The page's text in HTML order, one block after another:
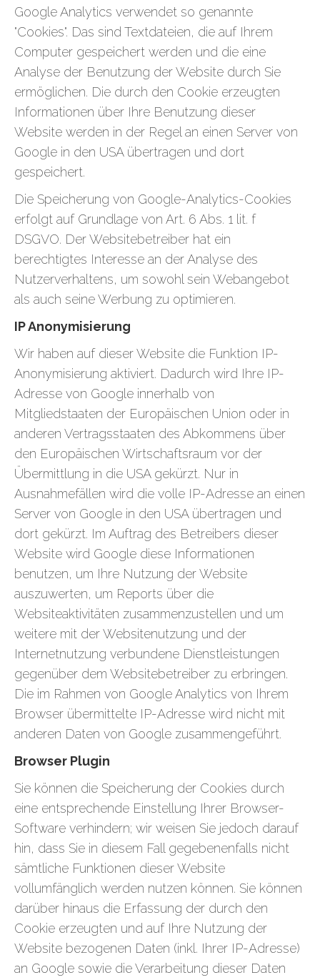
Google Analytics verwendet so genannte
"Cookies". Das sind Textdateien, die auf Ihrem
Computer gespeichert werden und die eine
Analyse der Benutzung der Website durch Sie
ermöglichen. Die durch den Cookie erzeugten
Informationen über Ihre Benutzung dieser
Website werden in der Regel an einen Server von
Google in den USA übertragen und dort
gespeichert.
Die Speicherung von Google-Analytics-Cookies
erfolgt auf Grundlage von Art. 6 Abs. 1 lit. f
DSGVO. Der Websitebetreiber hat ein
berechtigtes Interesse an der Analyse des
Nutzerverhaltens, um sowohl sein Webangebot
als auch seine Werbung zu optimieren.
IP Anonymisierung
Wir haben auf dieser Website die Funktion IP-
Anonymisierung aktiviert. Dadurch wird Ihre IP-
Adresse von Google innerhalb von
Mitgliedstaaten der Europäischen Union oder in
anderen Vertragsstaaten des Abkommens über
den Europäischen Wirtschaftsraum vor der
Übermittlung in die USA gekürzt. Nur in
Ausnahmefällen wird die volle IP-Adresse an einen
Server von Google in den USA übertragen und
dort gekürzt. Im Auftrag des Betreibers dieser
Website wird Google diese Informationen
benutzen, um Ihre Nutzung der Website
auszuwerten, um Reports über die
Websiteaktivitäten zusammenzustellen und um
weitere mit der Websitenutzung und der
Internetnutzung verbundene Dienstleistungen
gegenüber dem Websitebetreiber zu erbringen.
Die im Rahmen von Google Analytics von Ihrem
Browser übermittelte IP-Adresse wird nicht mit
anderen Daten von Google zusammengeführt.
Browser Plugin
Sie können die Speicherung der Cookies durch
eine entsprechende Einstellung Ihrer Browser-
Software verhindern; wir weisen Sie jedoch darauf
hin, dass Sie in diesem Fall gegebenenfalls nicht
sämtliche Funktionen dieser Website
vollumfänglich werden nutzen können. Sie können
darüber hinaus die Erfassung der durch den
Cookie erzeugten und auf Ihre Nutzung der
Website bezogenen Daten (inkl. Ihrer IP-Adresse)
an Google sowie die Verarbeitung dieser Daten